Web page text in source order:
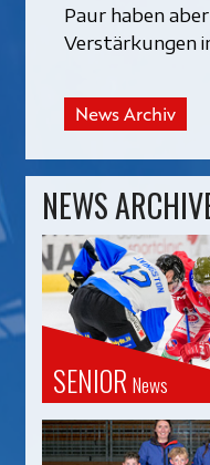
Paur haben
Verstärkungen
News Archiv
NEWS
SENIOR News